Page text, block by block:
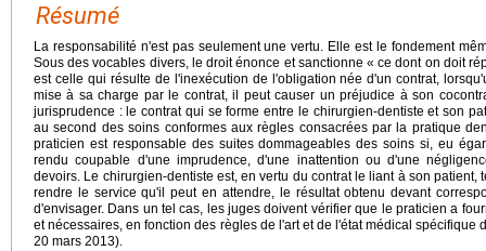
Résumé
La responsabilité n'est pas seulement une vertu. Elle est le fondement
Sous des vocables divers, le droit énonce et sanctionne « ce dont on doit
est celle qui résulte de l'inexécution de l'obligation née d'un contrat,
mise à sa charge par le contrat, il peut causer un préjudice à son
jurisprudence : le contrat qui se forme entre le chirurgien-dentiste et son
au second des soins conformes aux règles consacrées par la pratique
praticien est responsable des suites dommageables des soins si, eu
rendu coupable d'une imprudence, d'une inattention ou d'une
devoirs. Le chirurgien-dentiste est, en vertu du contrat le liant à son
rendre le service qu'il peut en attendre, le résultat obtenu devant
d'envisager. Dans un tel cas, les juges doivent vérifier que le praticien a
et nécessaires, en fonction des règles de l'art et de l'état médical spécifique
20 mars 2013).